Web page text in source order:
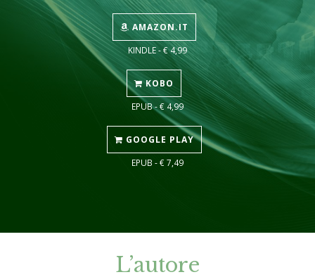
AMAZON.IT
KINDLE - € 4,99
KOBO
EPUB - € 4,99
GOOGLE PLAY
EPUB - € 7,49
L’autore